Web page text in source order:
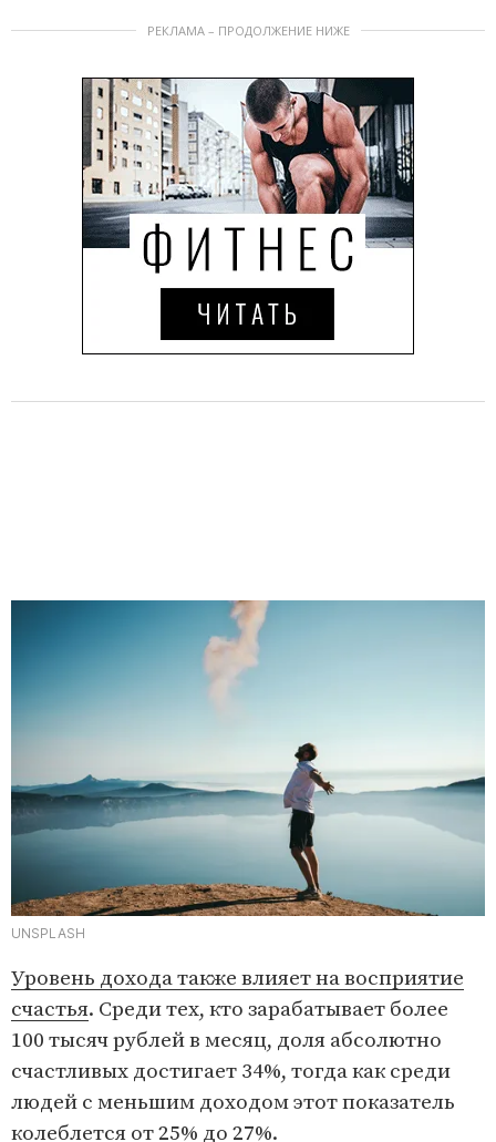
РЕКЛАМА – ПРОДОЛЖЕНИЕ НИЖЕ
UNSPLASH
Уровень дохода также влияет на восприятие
счастья. Среди тех, кто зарабатывает более
100 тысяч рублей в месяц, доля абсолютно
счастливых достигает 34%, тогда как среди
людей с меньшим доходом этот показатель
колеблется от 25% до 27%.